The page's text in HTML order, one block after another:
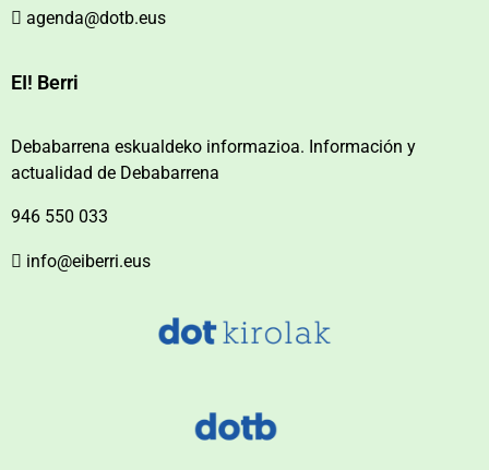
agenda@dotb.eus
EI! Berri
Debabarrena eskualdeko informazioa. Información y
actualidad de Debabarrena
946 550 033
info@eiberri.eus